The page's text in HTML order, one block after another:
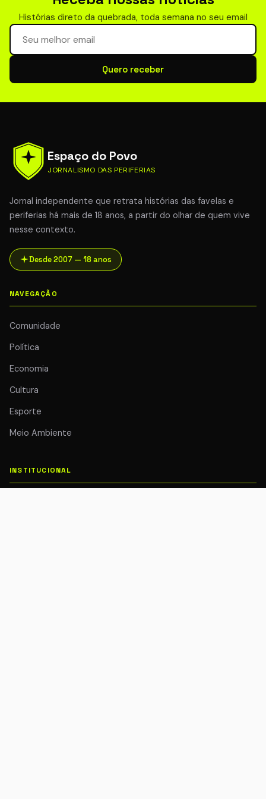
Histórias direto da quebrada, toda semana no seu email
Seu email para newsletter
Quero receber
Espaço do Povo
JORNALISMO DAS PERIFERIAS
Jornal independente que retrata histórias das favelas e
periferias há mais de 18 anos, a partir do olhar de quem vive
nesse contexto.
Desde 2007 — 18 anos
NAVEGAÇÃO
Comunidade
Política
Economia
Cultura
Esporte
Meio Ambiente
INSTITUCIONAL